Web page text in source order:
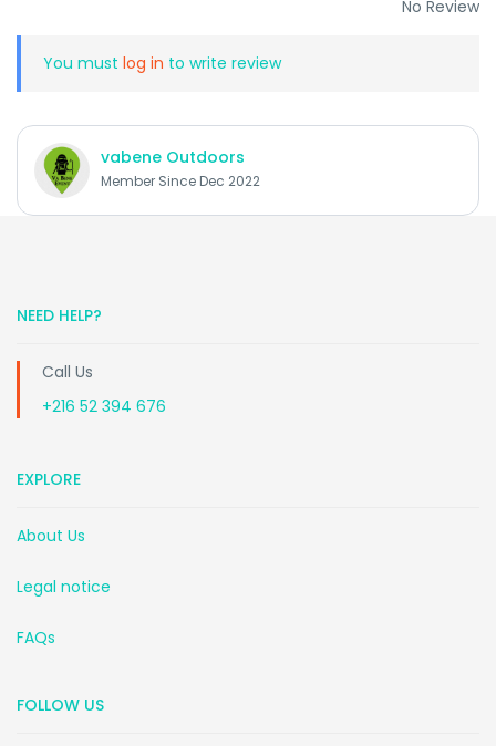
No Review
You must log in to write review
vabene Outdoors
Member Since Dec 2022
NEED HELP?
Call Us
+216 52 394 676
EXPLORE
About Us
Legal notice
FAQs
FOLLOW US